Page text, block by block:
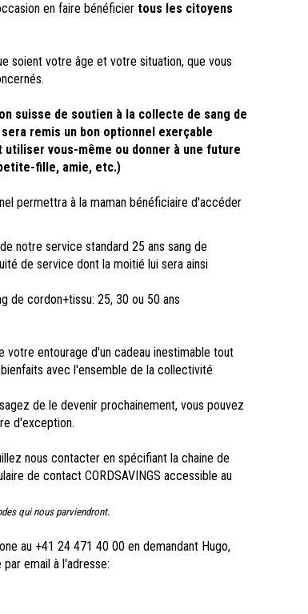
en faire bénéficier tous les citoyens
soient votre âge et votre situation, que vous
suisse de soutien à la collecte de sang de
remis un bon optionnel exerçable
utiliser vous-même ou donner à une future
fille, amie, etc.)
permettra à la maman bénéficiaire d'accéder
notre service standard 25 ans sang de
de service dont la moitié lui sera ainsi
de cordon+tissu: 25, 30 ou 50 ans
entourage d'un cadeau inestimable tout
avec l'ensemble de la collectivité
de le devenir prochainement, vous pouvez
d'exception.
nous contacter en spécifiant la chaine de
de contact CORDSAVINGS accessible au
qui nous parviendront.
au +41 24 471 40 00 en demandant Hugo,
email à l'adresse: